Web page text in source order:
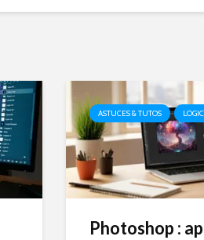
ASTUCES & TUTOS
Photoshop :